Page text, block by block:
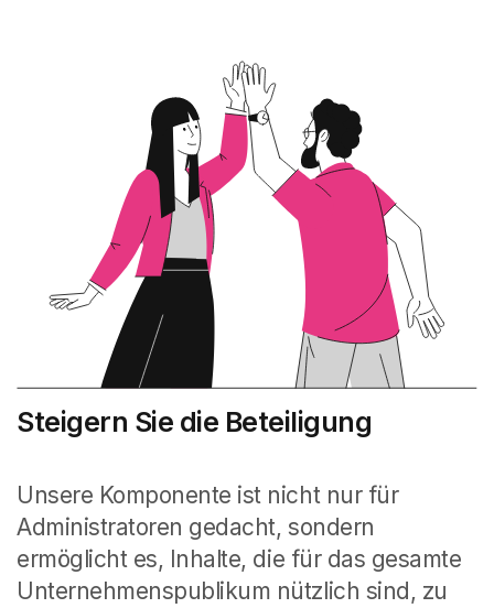
Steigern Sie die Beteiligung
Unsere Komponente ist nicht nur für
Administratoren gedacht, sondern
ermöglicht es, Inhalte, die für das gesamte
Unternehmenspublikum nützlich sind, zu